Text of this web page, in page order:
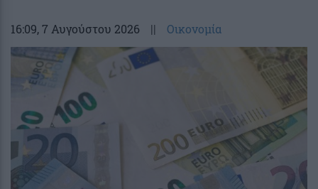
16:09, 7 Αυγούστου 2026 || Οικονομία